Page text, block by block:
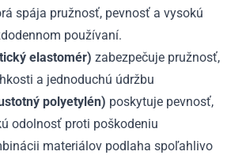
spája pružnosť, pevnosť a vysokú
používaní.
elastomér) zabezpečuje pružnosť,
a jednoduchú údržbu
polyetylén) poskytuje pevnosť,
odolnosť proti poškodeniu
materiálov podlaha spoľahlivo